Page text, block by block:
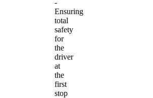
-
Ensuring
total
safety
for
the
driver
at
the
first
stop